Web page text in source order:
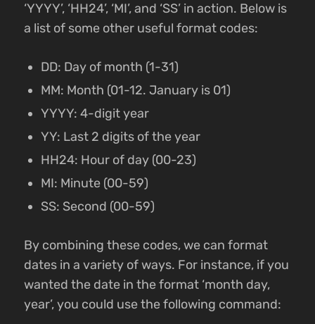
‘YYYY’, ‘HH24’, ‘MI’, and ‘SS’ in action. Below is
a list of some other useful format codes:
DD: Day of month (1-31)
MM: Month (01-12. January is 01)
YYYY: 4-digit year
YY: Last 2 digits of the year
HH24: Hour of day (00-23)
MI: Minute (00-59)
SS: Second (00-59)
By combining these codes, we can format
dates in a variety of ways. For instance, if you
wanted the date in the format ‘month day,
year’, you could use the following command: